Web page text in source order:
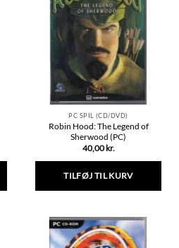
PC SPIL (CD/DVD)
Robin Hood: The Legend of
Sherwood (PC)
40,00 kr.
TILFØJ TIL KURV